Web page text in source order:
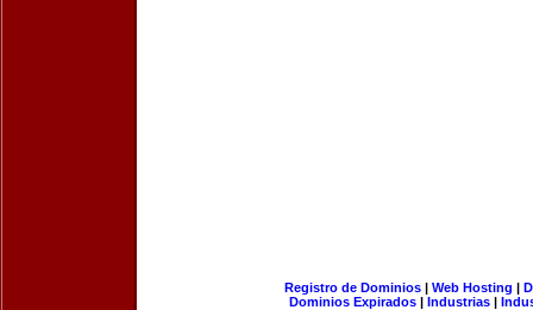
Registro de Dominios| Web Hosting |
Dominios Expirados | Industrias |